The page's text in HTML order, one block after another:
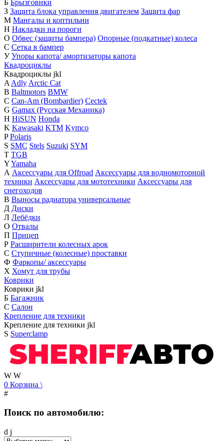
Б Брызговики
З Защита блока управления двигателем Защита фар
М Мангалы и коптильни
Н Накладки на пороги
О Обвес (защиты бампера) Опорные (подкатные) колеса
С Сетка в бампер
У Упоры капота/ амортизаторы капота
Квадроциклы
Квадроциклы jkl
A Adly Arctic Cat
B Baltmotors BMW
C Can-Am (Bombardier) Cectek
G Gamax (Русская Механика)
H HiSUN Honda
K Kawasaki KTM Kymco
P Polaris
S SMC Stels Suzuki SYM
T TGB
YYamaha
А Аксессуары для Offroad Аксессуары для водномоторной
техники Аксессуары для мототехники Аксессуары для
снегоходов
В Выносы радиатора универсальные
Д Диски
Л Лебёдки
О Отвалы
П Прицеп
Р Расширители колесных арок
С Ступичные (колесные) проставки
Ф Фаркопы/ аксессуары
Х Хомут для трубы
Коврики
Коврики jkl
Б Багажник
С Салон
Крепление для техники
Крепление для техники jkl
S Superclamp
W W
0 Корзина \
#
Поиск по автомобилю:
d j